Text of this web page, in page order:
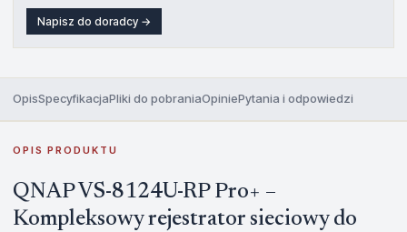
Napisz do doradcy →
OpisSpecyfikacjaPliki do pobraniaOpiniePytania i odpowiedzi
OPIS PRODUKTU
QNAP VS-8124U-RP Pro+ –
Kompleksowy rejestrator sieciowy do